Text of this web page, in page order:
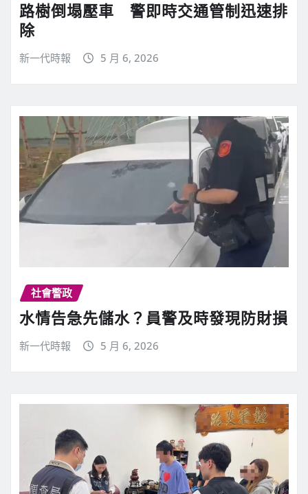
路樹倒塌壓車 警即時交通管制迅速排
除
新一代時報 5 月 6, 2026
社會警政
水情告急先儲水？員警及時發現防財損
新一代時報 5 月 6, 2026